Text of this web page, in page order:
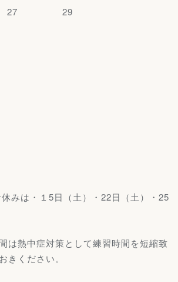
27 29
休みは・１5日（土）・22日（土）・25
）です。
は熱中症対策として練習時間を短縮致
きください。